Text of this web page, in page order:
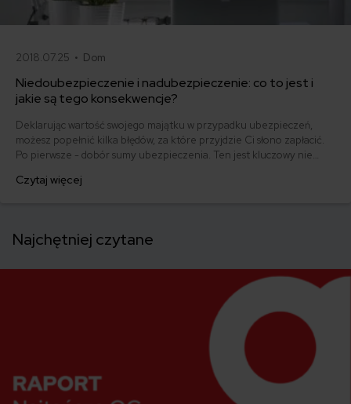
2018.07.25 • Dom
Niedoubezpieczenie i nadubezpieczenie: co to jest i
jakie są tego konsekwencje?
Deklarując wartość swojego majątku w przypadku ubezpieczeń,
możesz popełnić kilka błędów, za które przyjdzie Ci słono zapłacić.
Po pierwsze - dobór sumy ubezpieczenia. Ten jest kluczowy nie
wartości chronionych dóbr może doprowadzić do nadubezpieczenia
Czytaj więcej
Najchętniej czytane